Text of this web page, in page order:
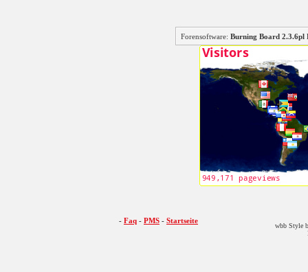
Forensoftware: Burning Board
- Faq - PMS - Startseite
wbb Style